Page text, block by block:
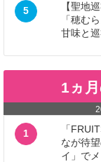
5
【聖地
「穂む
甘味と
1ヵ
1
「
なが待
イ」で